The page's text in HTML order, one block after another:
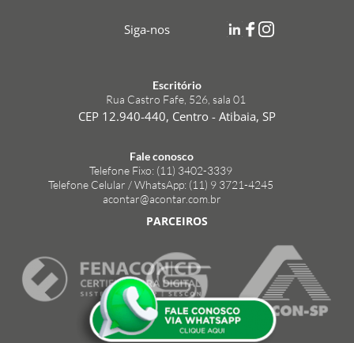
Siga-nos
Escritório
Rua Castro Fafe, 526, sala 01
CEP 12.940-440, Centro - Atibaia, SP
Fale conosco
Telefone Fixo: (11) 3402-3339
Telefone Celular / WhatsApp: (11) 9 3721-4245
acontar@acontar.com.br
PARCEIROS